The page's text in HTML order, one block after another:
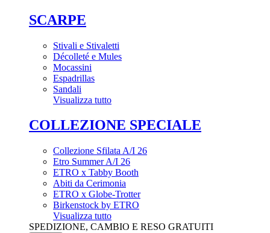
SCARPE
Stivali e Stivaletti
Décolleté e Mules
Mocassini
Espadrillas
Sandali
Visualizza tutto
COLLEZIONE SPECIALE
Collezione Sfilata A/I 26
Etro Summer A/I 26
ETRO x Tabby Booth
Abiti da Cerimonia
ETRO x Globe-Trotter
Birkenstock by ETRO
Visualizza tutto
SPEDIZIONE, CAMBIO E RESO GRATUITI